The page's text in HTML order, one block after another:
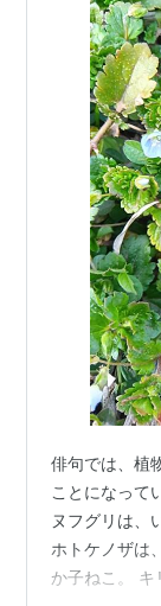
俳句では、植
ことになって
ヌフグリは、
ホトケノザは
か子ねこ。 キ